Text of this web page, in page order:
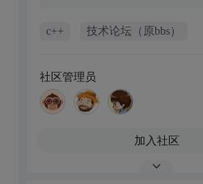
c++ 技术论坛（原bbs）
社区管理员
加入社区